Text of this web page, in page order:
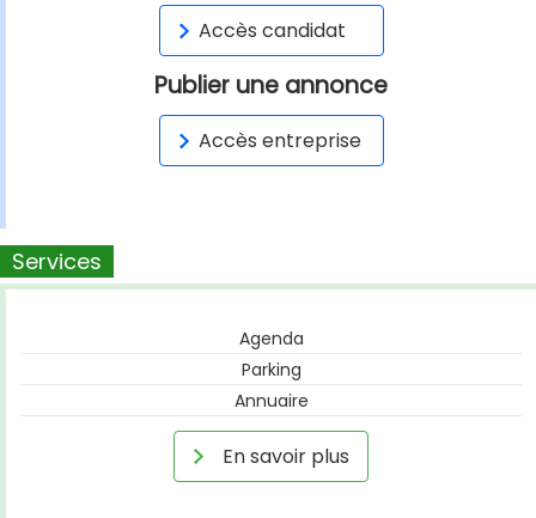
Accès candidat
Publier une annonce
Accès entreprise
Services
Agenda
Parking
Annuaire
En savoir plus